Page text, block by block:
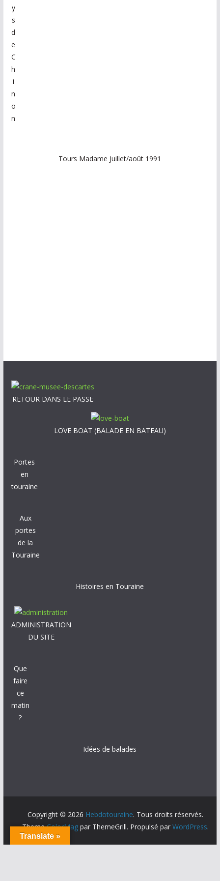
y
s
d
e
C
h
i
n
o
n
Tours Madame Juillet/août 1991
RETOUR DANS LE PASSE
LOVE BOAT (BALADE EN BATEAU)
Portes
en
touraine
Aux
portes
de la
Touraine
Histoires en Touraine
ADMINISTRATION
DU SITE
Que
faire
ce
matin
?
Idées de balades
Copyright © 2026 Hebdotouraine. Tous droits réservés.
ThemeColorMag par ThemeGrill. Propulsé parWordPress.
Translate »